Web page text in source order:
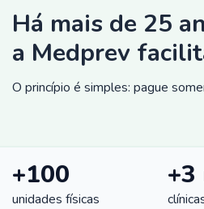
Há mais de 25
a Medprev
O princípio é simples: pague
+100
unidades físicas